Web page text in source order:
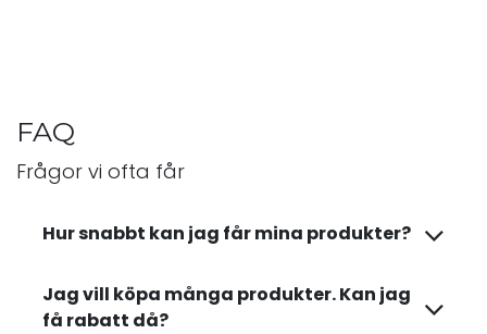
FAQ
Frågor vi ofta får
Hur snabbt kan jag får mina produkter?
Jag vill köpa många produkter. Kan jag
få rabatt då?